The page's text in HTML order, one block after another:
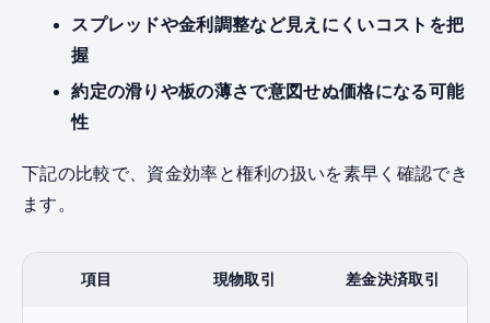
スプレッドや金利調整など見えにくいコストを把
握
約定の滑りや板の薄さで意図せぬ価格になる可能
性
下記の比較で、資金効率と権利の扱いを素早く確認でき
ます。
項目 現物取引 差金決済取引